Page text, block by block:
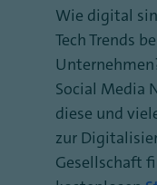
Wie digital
Tech Trends
Social Media
diese und
zur
Gesellschaft